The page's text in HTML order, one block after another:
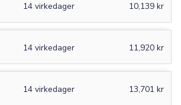
10,139 kr
14 virkedager
11,920 kr
14 virkedager
13,701 kr
14 virkedager